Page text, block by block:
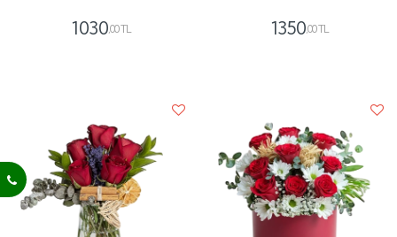
1030,00 TL 1350,00 TL